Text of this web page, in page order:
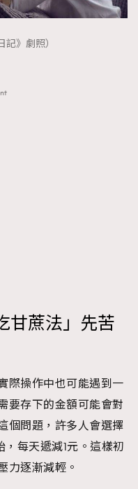
記》劇照）
甘蔗法」先苦
際操作中也可能遇到一
要存下的金額可能會對
個問題，許多人會選擇
，每天遞減1元。這樣初
力逐漸減輕。